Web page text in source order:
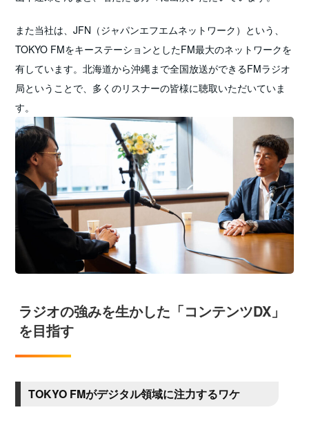
また当社は、JFN（ジャパンエフエムネットワーク）という、
TOKYO FMをキーステーションとしたFM最大のネットワークを
有しています。北海道から沖縄まで全国放送ができるFMラジオ
局ということで、多くのリスナーの皆様に聴取いただいていま
す。
ラジオの強みを生かした「コンテンツDX」
を目指す
TOKYO FMがデジタル領域に注力するワケ